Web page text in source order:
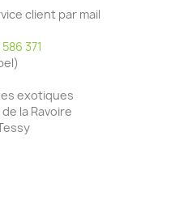
client par mail
371
exotiques
la Ravoire